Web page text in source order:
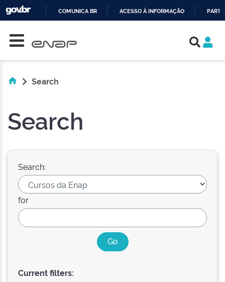
COMUNICA BR ACESSO À INFORMAÇÃO
Search
Search
Search:
for
Current filters: